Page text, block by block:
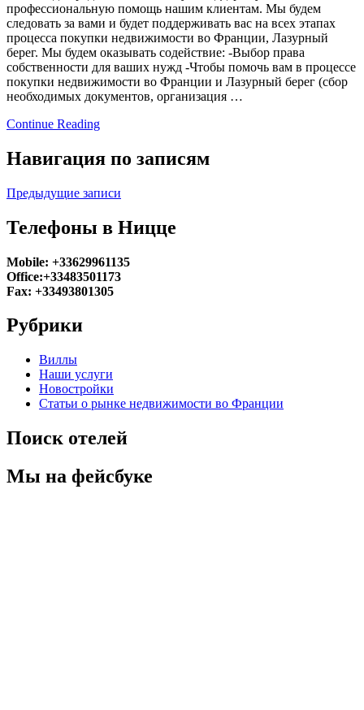
профессиональную помощь нашим клиентам. Мы будем
следовать за вами и будет поддерживать вас на всех этапах
процесса покупки недвижимости во Франции, Лазурный
берег. Мы будем оказывать содействие: -Выбор права
собственности для ваших нужд -Чтобы помочь вам в процессе
покупки недвижимости во Франции и Лазурный берег (сбор
необходимых документов, организация …
Continue Reading
Навигация по записям
Предыдущие записи
Телефоны в Ницце
Mobile: +33629961135
Office:+33483501173
Fax: +33493801305
Рубрики
Виллы
Наши услуги
Новостройки
Статьи о рынке недвижимости во Франции
Поиск отелей
Мы на фейсбуке